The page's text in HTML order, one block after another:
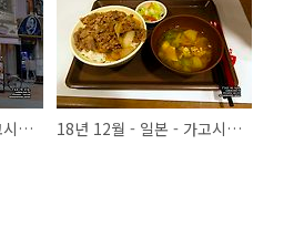
18년 12월 - 일본 - 가고시마 - 도토루 커피 ( doutor , ドトールコーヒー ) 18년 12월 - 일본 - 가고시마 - 스키야 ( sukiya, すき家 )